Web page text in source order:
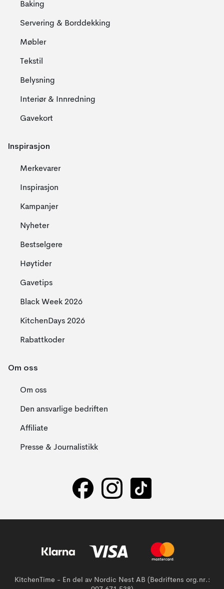
Baking
Servering & Borddekking
Møbler
Tekstil
Belysning
Interiør & Innredning
Gavekort
Inspirasjon
Merkevarer
Inspirasjon
Kampanjer
Nyheter
Bestselgere
Høytider
Gavetips
Black Week 2026
KitchenDays 2026
Rabattkoder
Om oss
Om oss
Den ansvarlige bedriften
Affiliate
Presse & Journalistikk
KitchenTime - En del av Nordic Nest AB (Bedriftens org.nr.: